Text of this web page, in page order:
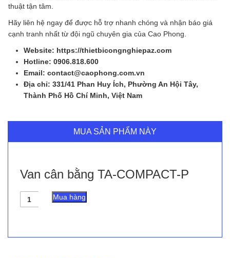
thuật tận tâm.
Hãy liên hệ ngay để được hỗ trợ nhanh chóng và nhận báo giá
cạnh tranh nhất từ đội ngũ chuyên gia của Cao Phong.
Website: https://thietbicongnghiepaz.com
Hotline: 0906.818.600
Email: contact@caophong.com.vn
Địa chỉ: 331/41 Phan Huy Ích, Phường An Hội Tây,
Thành Phố Hồ Chí Minh, Việt Nam
MUA SẢN PHẨM NÀY
Van cân bằng TA-COMPACT-P
Van
cân
Mua hàng